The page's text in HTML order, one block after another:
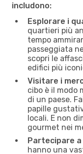
includono:
Esplorare i
quartieri più
tempo
passeggiata
scopri le
edifici più
Visitare i
cibo è il modo
di un paese.
papille
locali. E non
gourmet nei
Partecipare
hanno una